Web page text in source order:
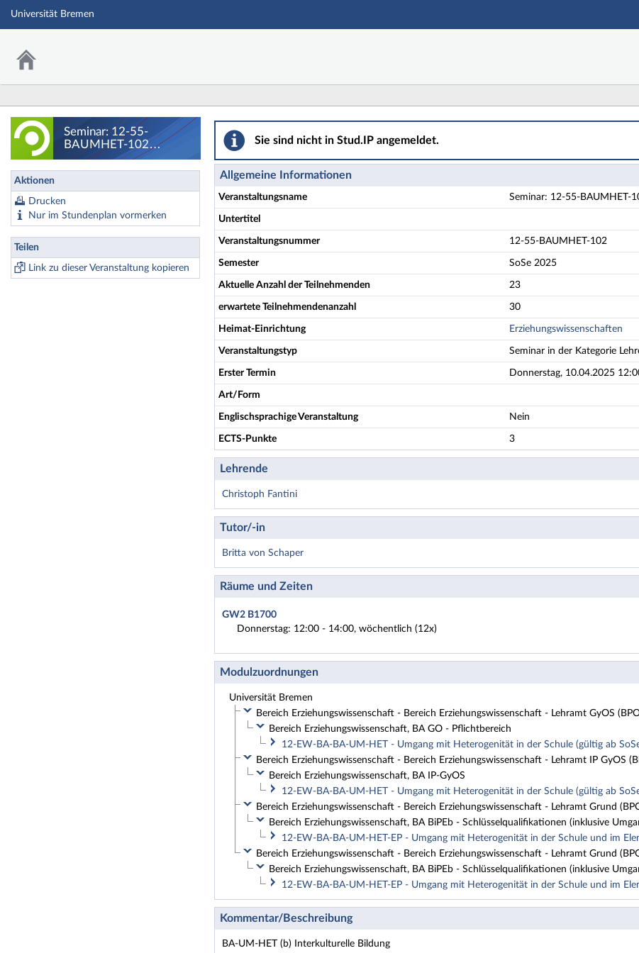
Hauptnavigation
Universität Bremen
Seminar: 12-55-
BAUMHET-102
Interkulturelles Training
- Details
Aktionen
Drucken
Nur im Stundenplan vormerken
Teilen
Link zu dieser Veranstaltung kopieren
Seminar: 12-55-BAUMHET-102 Interkulturelles Training - Details
Sie sind nicht in Stud.IP angemeldet.
Allgemeine Informationen
Veranstaltungsname Seminar: 12-55-BAUMHET-
Untertitel
Veranstaltungsnummer 12-55-BAUMHET-102
Semester SoSe 2025
Aktuelle Anzahl der Teilnehmenden 23
erwartete Teilnehmendenanzahl 30
Heimat-Einrichtung Erziehungswissenschaften
Veranstaltungstyp Seminar in der Kategorie
Erster Termin Donnerstag, 10.04.2025
Art/Form
Englischsprachige Veranstaltung Nein
ECTS-Punkte 3
Lehrende
Christoph Fantini
Tutor/-in
Britta von Schaper
Räume und Zeiten
GW2 B1700
Donnerstag: 12:00 - 14:00, wöchentlich (12x)
Modulzuordnungen
Universität Bremen
Bereich Erziehungswissenschaft - Bereich Erziehungswissenschaft - Lehramt GyOS
Bereich Erziehungswissenschaft, BA GO - Pflichtbereich
12-EW-BA-BA-UM-HET - Umgang mit Heterogenität in der Schule (gültig ab
Bereich Erziehungswissenschaft - Bereich Erziehungswissenschaft - Lehramt IP GyOS
Bereich Erziehungswissenschaft, BA IP-GyOS
12-EW-BA-BA-UM-HET - Umgang mit Heterogenität in der Schule (gültig ab
Bereich Erziehungswissenschaft - Bereich Erziehungswissenschaft - Lehramt Grund
Bereich Erziehungswissenschaft, BA BiPEb - Schlüsselqualifikationen (inklusive
12-EW-BA-BA-UM-HET-EP - Umgang mit Heterogenität in der Schule und im
Bereich Erziehungswissenschaft - Bereich Erziehungswissenschaft - Lehramt Grund
Bereich Erziehungswissenschaft, BA BiPEb - Schlüsselqualifikationen (inklusive
12-EW-BA-BA-UM-HET-EP - Umgang mit Heterogenität in der Schule und im
Kommentar/Beschreibung
BA-UM-HET (b) Interkulturelle Bildung